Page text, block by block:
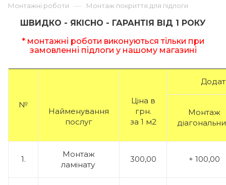
Монтажні роботи — Монтаж покриття для підлоги
ШВИДКО - ЯКІСНО - ГАРАНТІЯ ВІД 1 РОКУ
* монтажні роботи виконуються тільки при
замовленні підлоги у нашому магазині
№
Найменування
послуг
Ціна в
грн.
за 1 м2
Монтаж
1.
Монтаж
ламінату
300,00 + 100,00